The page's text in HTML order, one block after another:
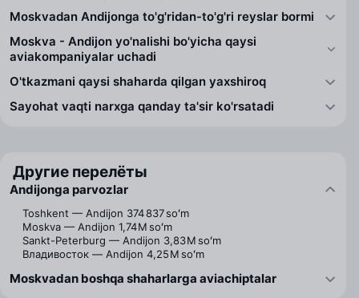
Moskvadan Andijonga to'g'ridan-to'g'ri reyslar bormi
Moskva - Andijon yo'nalishi bo'yicha qaysi
aviakompaniyalar uchadi
O'tkazmani qaysi shaharda qilgan yaxshiroq
Sayohat vaqti narxga qanday ta'sir ko'rsatadi
Другие перелёты
Andijonga parvozlar
Toshkent — Andijon 374 837 soʻm
Moskva — Andijon 1,74 M soʻm
Sankt-Peterburg — Andijon 3,83 M soʻm
Владивосток — Andijon 4,25 M soʻm
Moskvadan boshqa shaharlarga aviachiptalar